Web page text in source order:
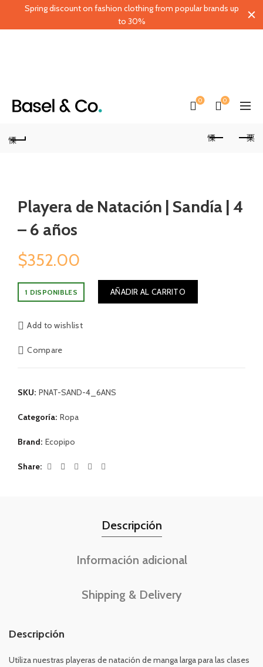
0 0
Playera de Natación | Sandía | 4
– 6 años
$352.00
1 DISPONIBLES AÑADIR AL CARRITO
Add to wishlist
Compare
SKU: PNAT-SAND-4_6ANS
Categoría: Ropa
Brand: Ecopipo
Share
Descripción
Información adicional
Shipping & Delivery
Descripción
Utiliza nuestras playeras de natación de manga larga para las clases
Spring discount on fashion clothing from popular brands up
to 30%